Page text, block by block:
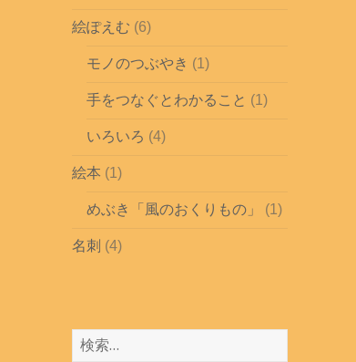
絵ぽえむ (6)
モノのつぶやき (1)
手をつなぐとわかること (1)
いろいろ (4)
絵本 (1)
めぶき「風のおくりもの」 (1)
名刺 (4)
検